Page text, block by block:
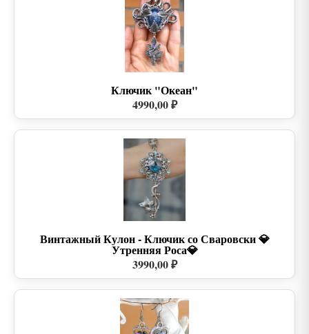
Ключик "Океан"
4990,00 ₽
Винтажный Кулон - Ключик со Сваровски 💎
Утренняя Роса💎
3990,00 ₽